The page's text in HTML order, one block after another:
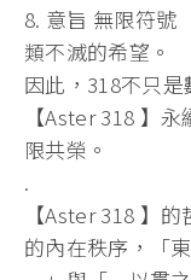
8. 意旨 無限符
類不滅的希望。
因此，318不只是
【Aster 318 】
限共榮。
.
【Aster 318 】
的內在秩序，「